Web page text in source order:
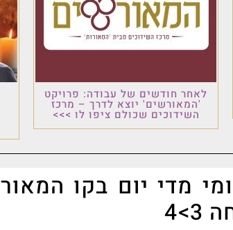
לאחר חודשים של עבודה: פרויקט
'המאורשים' יוצא לדרך – מרכז
השידוכים שכולם ציפו לו >>>